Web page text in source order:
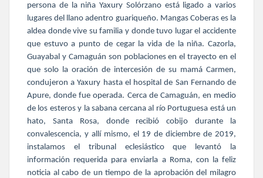
persona de la niña Yaxury Solórzano está ligado a varios
lugares del llano adentro guariqueño. Mangas Coberas es la
aldea donde vive su familia y donde tuvo lugar el accidente
que estuvo a punto de cegar la vida de la niña. Cazorla,
Guayabal y Camaguán son poblaciones en el trayecto en el
que solo la oración de intercesión de su mamá Carmen,
condujeron a Yaxury hasta el hospital de San Fernando de
Apure, donde fue operada. Cerca de Camaguán, en medio
de los esteros y la sabana cercana al río Portuguesa está un
hato, Santa Rosa, donde recibió cobijo durante la
convalescencia, y allí mismo, el 19 de diciembre de 2019,
instalamos el tribunal eclesiástico que levantó la
información requerida para enviarla a Roma, con la feliz
noticia al cabo de un tiempo de la aprobación del milagro